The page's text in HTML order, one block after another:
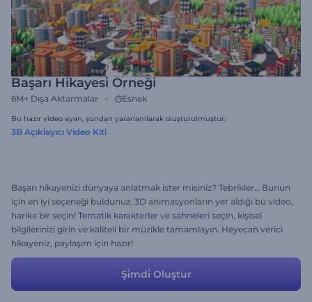
Başarı Hikayesi Örneği
6M+ Dışa Aktarmalar Esnek
Bu hazır video ayarı, şundan yararlanılarak oluşturulmuştur:
3B Açıklayıcı Video Kiti
Başarı hikayenizi dünyaya anlatmak ister misiniz? Tebrikler… Bunun
için en iyi seçeneği buldunuz. 3D animasyonların yer aldığı bu video,
harika bir seçin! Tematik karakterler ve sahneleri seçin, kişisel
bilgilerinizi girin ve kaliteli bir müzikle tamamlayın. Heyecan verici
hikayeniz, paylaşım için hazır!
Şi̇mdi̇ Oluştur